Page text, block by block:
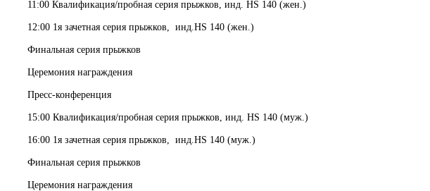
11:00 Квалификация/пробная серия прыжков, инд. HS 140 (жен.)
12:00 1я зачетная серия прыжков, инд. HS 140 (жен.)
Финальная серия прыжков
Церемония награждения
Пресс-конференция
15:00 Квалификация/пробная серия прыжков, инд. HS 140 (муж.)
16:00 1я зачетная серия прыжков, инд. HS 140 (муж.)
Финальная серия прыжков
Церемония награждения